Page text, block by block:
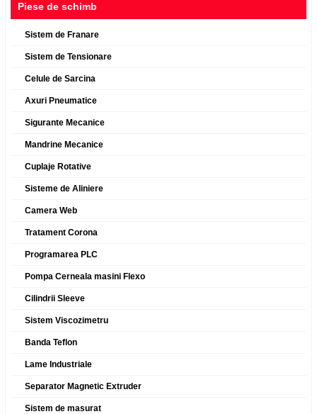
Piese de schimb
Sistem de Franare
Sistem de Tensionare
Celule de Sarcina
Axuri Pneumatice
Sigurante Mecanice
Mandrine Mecanice
Cuplaje Rotative
Sisteme de Aliniere
Camera Web
Tratament Corona
Programarea PLC
Pompa Cerneala masini Flexo
Cilindrii Sleeve
Sistem Viscozimetru
Banda Teflon
Lame Industriale
Separator Magnetic Extruder
Sistem de masurat